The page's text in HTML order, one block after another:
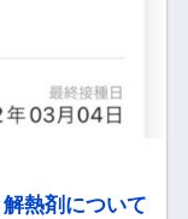
熱剤について